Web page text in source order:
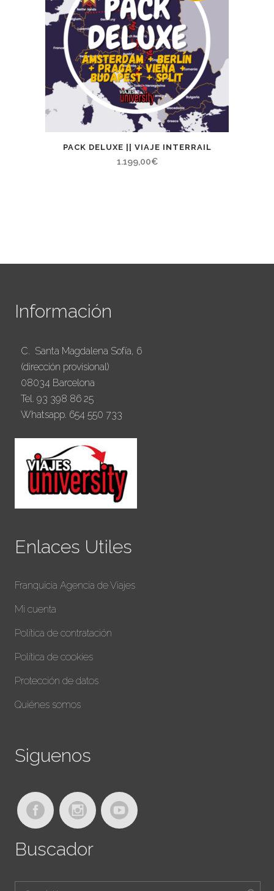
PACK DELUXE || VIAJE INTERRAIL
1.199,00€
Información
C. Santa Magdalena Sofía, 6
(dirección provisional)
08034 Barcelona
Tel. 93 398 86 25
Whatsapp. 654 550 733
Enlaces Utiles
Franquicia Agencia de Viajes
Mi cuenta
Política de contratación
Política de cookies
Protección de datos
Quiénes somos
Siguenos
Buscador